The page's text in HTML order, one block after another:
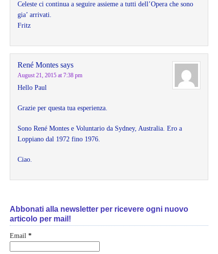
Celeste ci continua a seguire assieme a tutti dell’Opera che sono
gia’ arrivati.
Fritz
René Montes says
August 21, 2015 at 7:38 pm
Hello Paul
Grazie per questa tua esperienza.
Sono René Montes e Voluntario da Sydney, Australia. Ero a
Loppiano dal 1972 fino 1976.
Ciao.
Abbonati alla newsletter per ricevere ogni nuovo
articolo per mail!
Email *